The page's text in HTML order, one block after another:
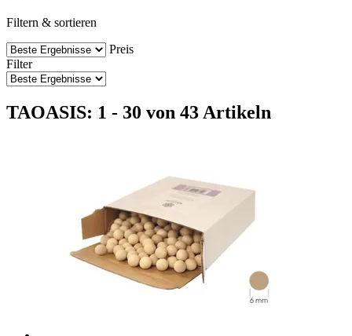
Filtern & sortieren
Preis
Filter
TAOASIS: 1 - 30 von 43 Artikeln